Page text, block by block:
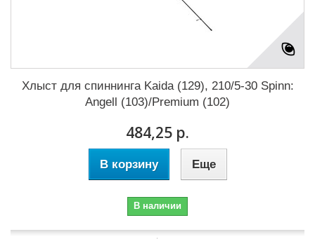
Хлыст для спиннинга Kaida (129), 210/5-30 Spinn:
Angell (103)/Premium (102)
484,25 р.
В корзину Еще
В наличии